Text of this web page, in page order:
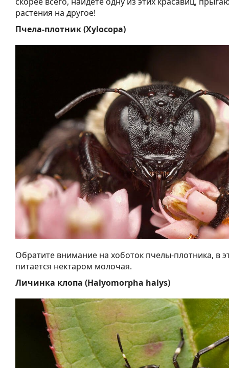
растения на другое!
Пчела-плотник (Xylocopa)
Обратите внимание на хоботок пчелы-плотника, в
питается нектаром молочая.
Личинка клопа (Halyomorpha halys)